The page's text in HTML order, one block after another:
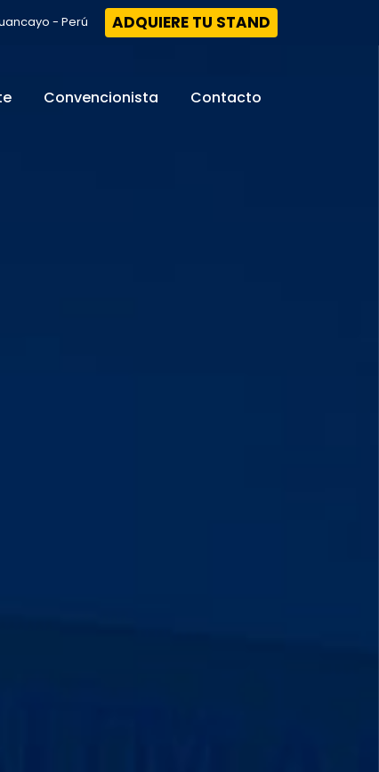
- Perú ADQUIERE TU STAND
Convencionista Contacto